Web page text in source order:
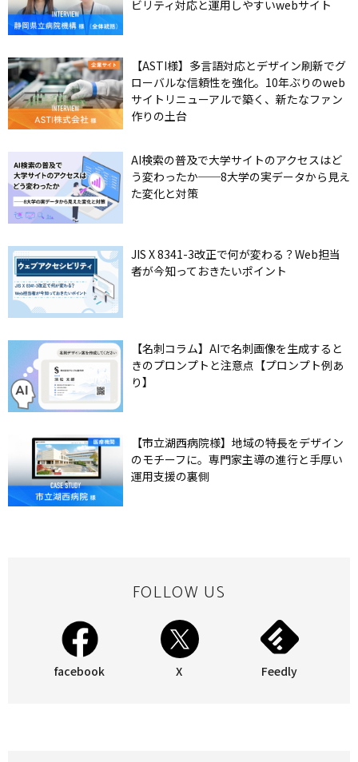
ビリティ対応と運用しやすいwebサイト
【ASTI様】多言語対応とデザイン刷新でグ
ローバルな信頼性を強化。10年ぶりのweb
サイトリニューアルで築く、新たなファン
作りの土台
AI検索の普及で大学サイトのアクセスはど
う変わったか──8大学の実データから見え
た変化と対策
JIS X 8341-3改正で何が変わる？Web担当
者が今知っておきたいポイント
【名刺コラム】AIで名刺画像を生成すると
きのプロンプトと注意点【プロンプト例あ
り】
【市立湖西病院様】地域の特長をデザイン
のモチーフに。専門家主導の進行と手厚い
運用支援の裏側
FOLLOW US
facebook X Feedly